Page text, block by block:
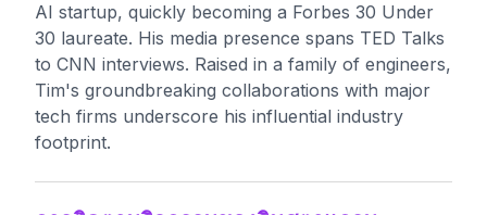
AI startup, quickly becoming a Forbes 30 Under
30 laureate. His media presence spans TED Talks
to CNN interviews. Raised in a family of engineers,
Tim's groundbreaking collaborations with major
tech firms underscore his influential industry
footprint.